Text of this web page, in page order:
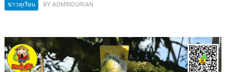
ข่าวทุเรียน BY ADMINDURIAN